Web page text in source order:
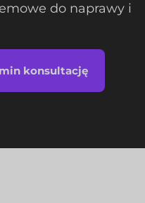
do naprawy i
konsultację